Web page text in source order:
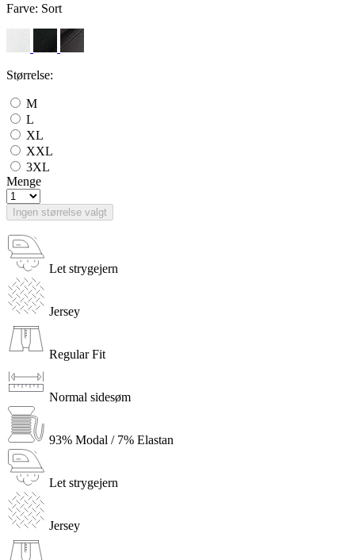
Farve: Sort
Størrelse:
M
L
XL
XXL
3XL
Menge
Ingen størrelse valgt
Let strygejern
Jersey
Regular Fit
Normal sidesøm
93% Modal / 7% Elastan
Let strygejern
Jersey